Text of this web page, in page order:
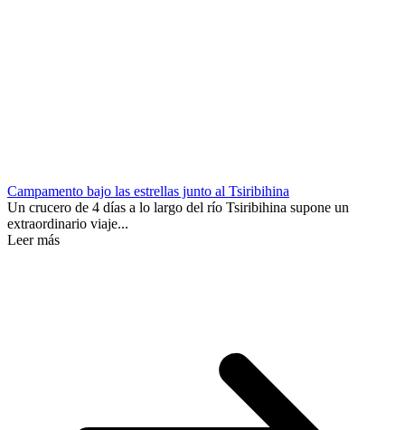
Campamento bajo las estrellas junto al Tsiribihina
Un crucero de 4 días a lo largo del río Tsiribihina supone un
extraordinario viaje...
Leer más